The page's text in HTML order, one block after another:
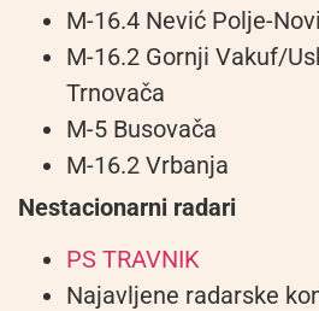
M-16.4 Nević Polje-
M-16.2 Gornji Vakuf/
Trnovača
M-5 Busovača
M-16.2 Vrbanja
Nestacionarni radari
PS TRAVNIK
Najavljene radarske